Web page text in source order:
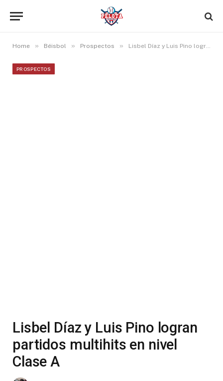
Home » Béisbol » Prospectos » Lisbel Díaz y Luis Pino logran partidos multihits en nivel Clase A
PROSPECTOS
Lisbel Díaz y Luis Pino logran
partidos multihits en nivel
Clase A